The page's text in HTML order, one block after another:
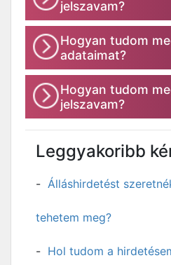
jelszavam?
Hogyan tudom
adataimat?
Hogyan tudom
jelszavam?
Leggyakoribb
Álláshirdetést
tehetem meg?
Hol tudom a